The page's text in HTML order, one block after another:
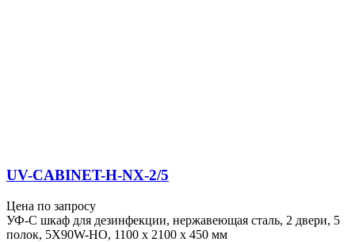
UV-CABINET-H-NX-2/5
Цена по запросу
УФ-С шкаф для дезинфекции, нержавеющая сталь, 2 двери, 5
полок, 5X90W-HO, 1100 x 2100 x 450 мм